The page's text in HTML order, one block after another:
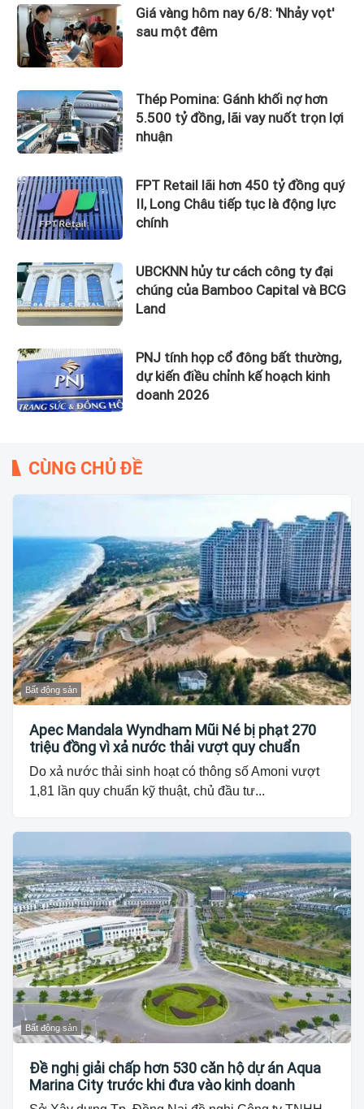
Giá vàng hôm nay 6/8: 'Nhảy vọt'
sau một đêm
Thép Pomina: Gánh khối nợ hơn
5.500 tỷ đồng, lãi vay nuốt trọn lợi
nhuận
FPT Retail lãi hơn 450 tỷ đồng quý
II, Long Châu tiếp tục là động lực
chính
UBCKNN hủy tư cách công ty đại
chúng của Bamboo Capital và BCG
Land
PNJ tính họp cổ đông bất thường,
dự kiến điều chỉnh kế hoạch kinh
doanh 2026
CÙNG CHỦ ĐỀ
Bất động sản
Apec Mandala Wyndham Mũi Né bị phạt 270
triệu đồng vì xả nước thải vượt quy chuẩn
Do xả nước thải sinh hoạt có thông số Amoni vượt
1,81 lần quy chuẩn kỹ thuật, chủ đầu tư...
Bất động sản
Đề nghị giải chấp hơn 530 căn hộ dự án Aqua
Marina City trước khi đưa vào kinh doanh